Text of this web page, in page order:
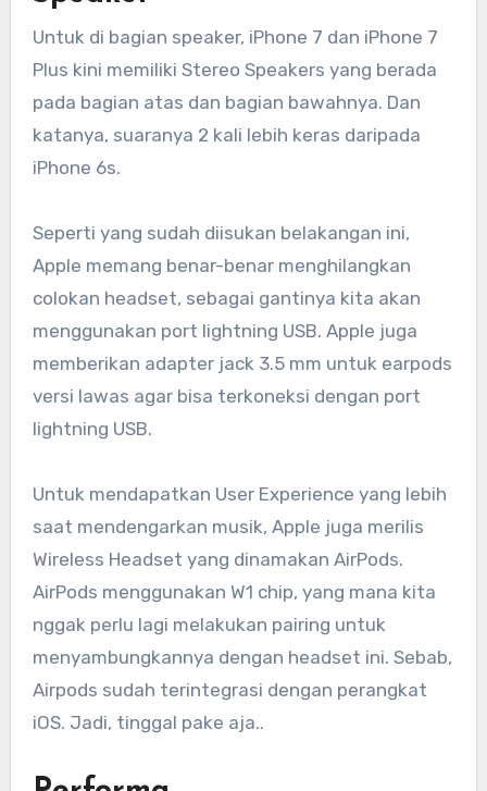
Untuk di bagian speaker, iPhone 7 dan iPhone 7
Plus kini memiliki Stereo Speakers yang berada
pada bagian atas dan bagian bawahnya. Dan
katanya, suaranya 2 kali lebih keras daripada
iPhone 6s.
Seperti yang sudah diisukan belakangan ini,
Apple memang benar-benar menghilangkan
colokan headset, sebagai gantinya kita akan
menggunakan port lightning USB. Apple juga
memberikan adapter jack 3.5 mm untuk earpods
versi lawas agar bisa terkoneksi dengan port
lightning USB.
Untuk mendapatkan User Experience yang lebih
saat mendengarkan musik, Apple juga merilis
Wireless Headset yang dinamakan AirPods.
AirPods menggunakan W1 chip, yang mana kita
nggak perlu lagi melakukan pairing untuk
menyambungkannya dengan headset ini. Sebab,
Airpods sudah terintegrasi dengan perangkat
iOS. Jadi, tinggal pake aja..